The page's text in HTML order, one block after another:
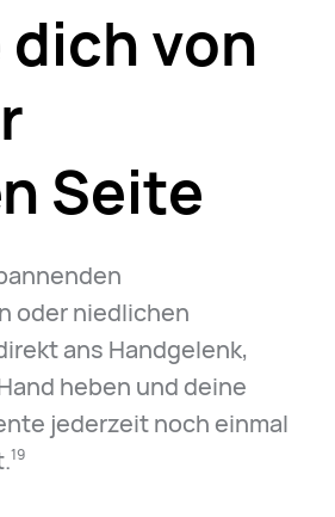
von
Seite
oder niedlichen
ans Handgelenk,
heben und deine
jederzeit noch einmal
19